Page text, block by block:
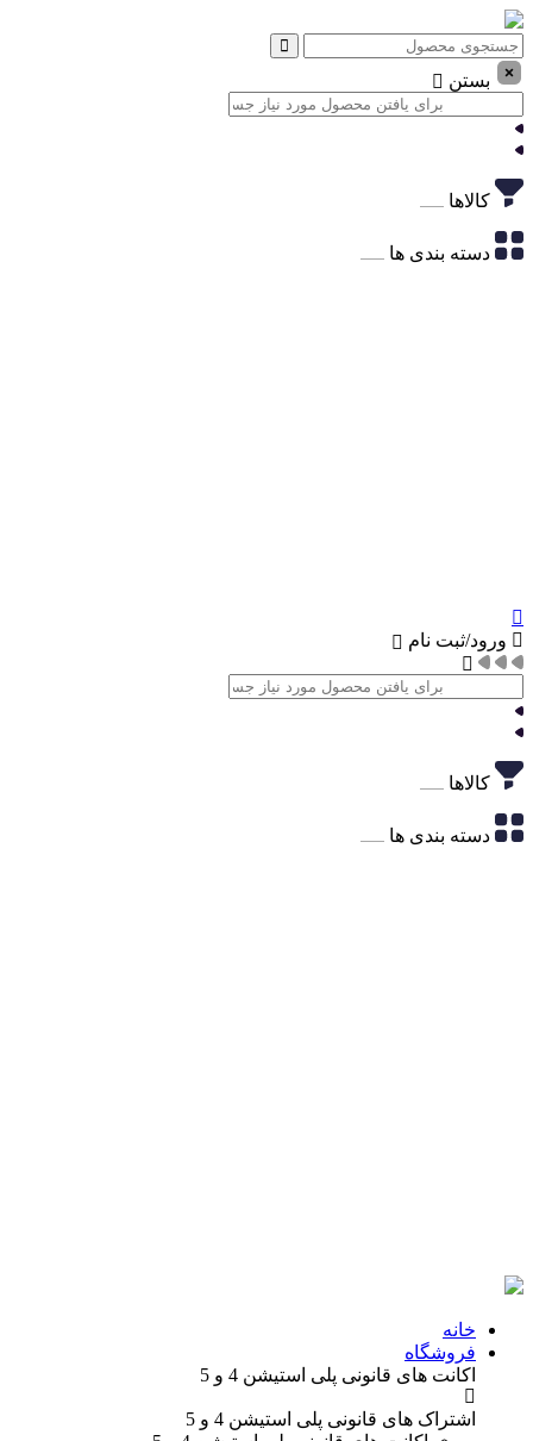
بستن
کالاها
دسته بندی ها
ورود/ثبت نام
کالاها
دسته بندی ها
خانه
فروشگاه
اکانت های قانونی پلی استیشن 4 و 5
اشتراک های قانونی پلی استیشن 4 و 5